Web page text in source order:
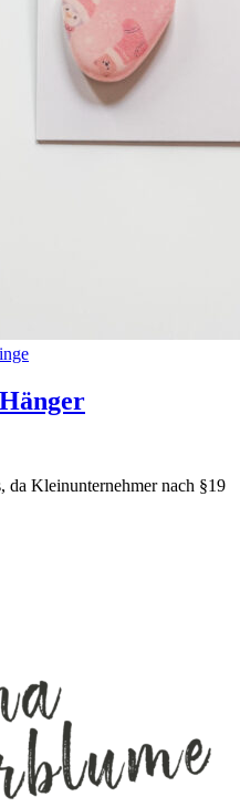
da Kleinunternehmer nach §19